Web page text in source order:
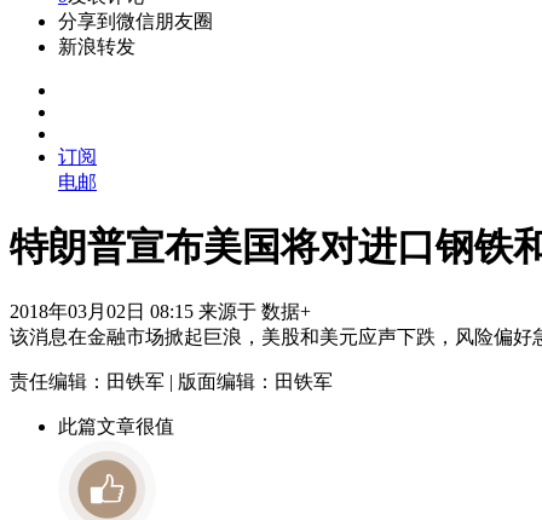
分享到微信朋友圈
新浪转发
订阅
电邮
特朗普宣布美国将对进口钢铁
2018年03月02日 08:15 来源于 数据+
该消息在金融市场掀起巨浪，美股和美元应声下跌，风险偏好
责任编辑：田铁军 | 版面编辑：田铁军
此篇文章很值